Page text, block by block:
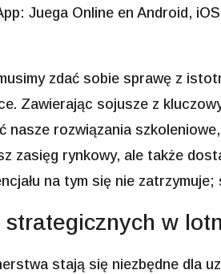
zdać sobie sprawę z
Zawierając sojusze z
rozwiązania
zasięg rynkowy, ale także
na tym się nie
w
stają się niezbędne dla